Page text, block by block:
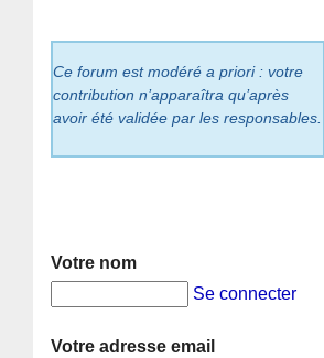
Ce forum est modéré a priori : votre
contribution n’apparaîtra qu’après
avoir été validée par les responsables.
Votre nom
Se connecter
Votre adresse email